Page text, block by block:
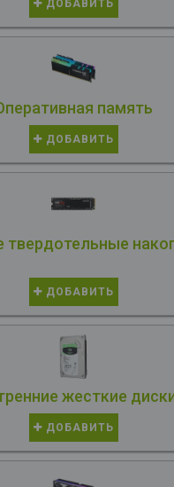
ДОБАВИТЬ
память
ДОБАВИТЬ
твердотельные
ДОБАВИТЬ
жесткие
ДОБАВИТЬ